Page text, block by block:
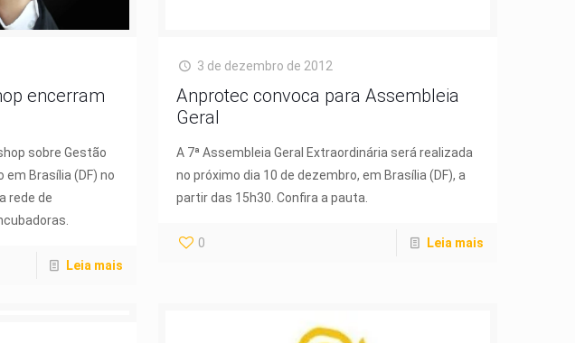
encerram
sobre Gestão
Brasília (DF) no
rede de
Leia mais
3 de dezembro de 2012
Anprotec convoca para Assembleia
Geral
A 7ª Assembleia Geral Extraordinária será realizada
no próximo dia 10 de dezembro, em Brasília (DF), a
partir das 15h30. Confira a pauta.
0 Leia mais